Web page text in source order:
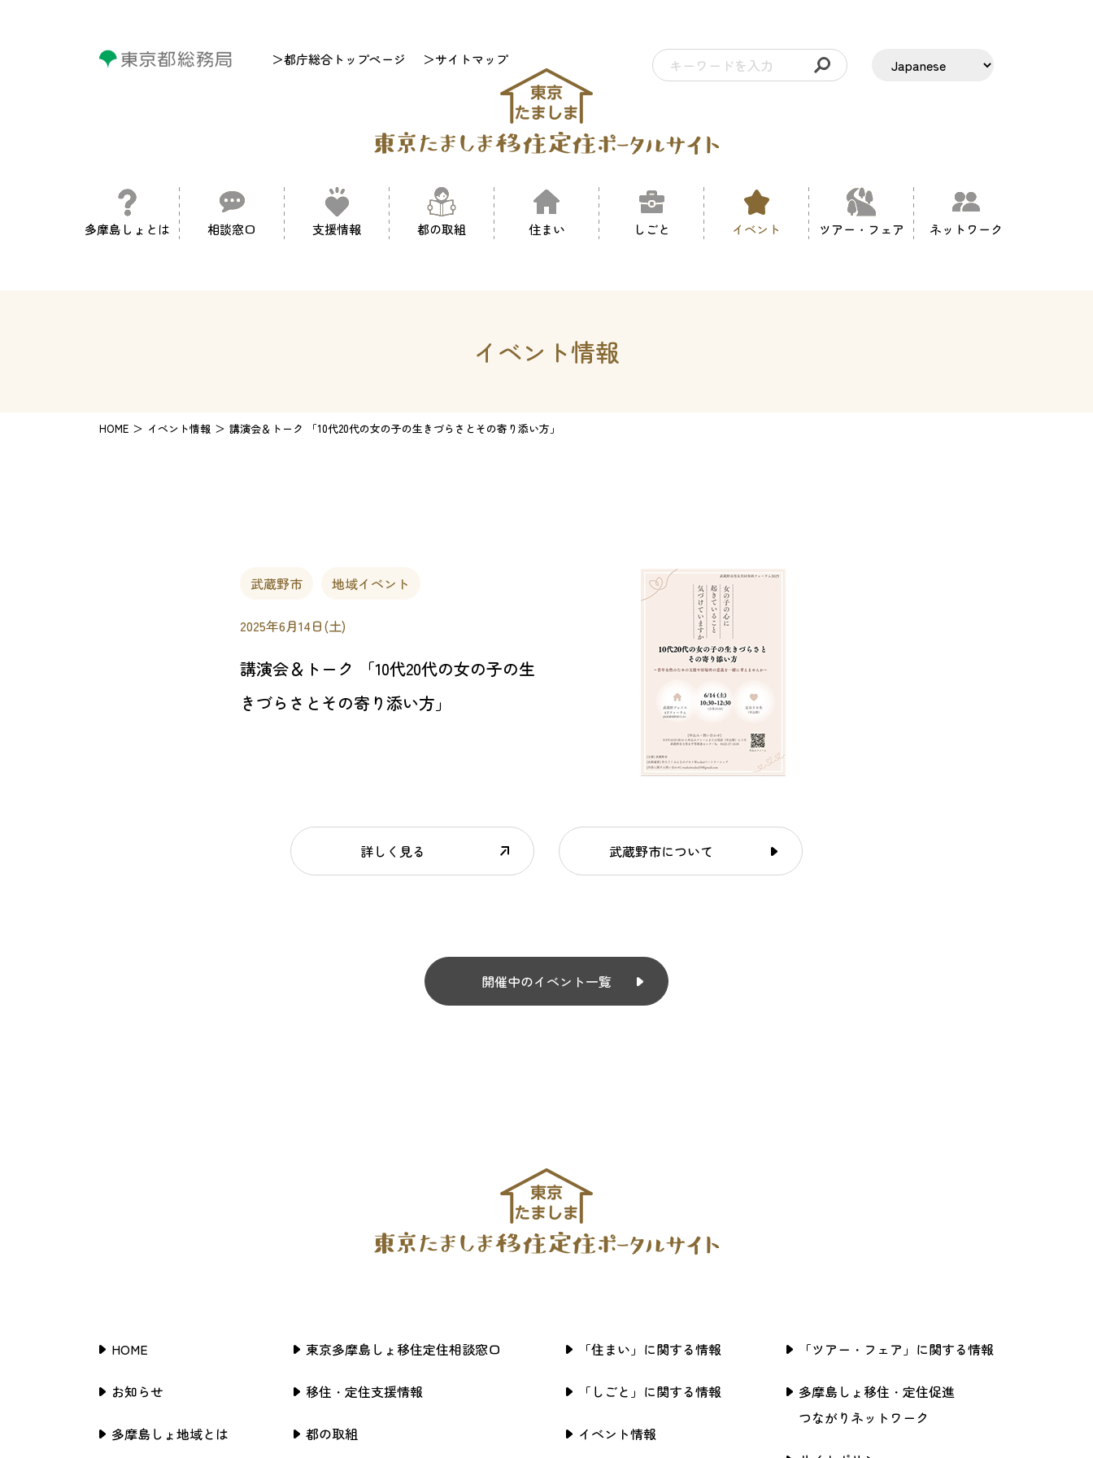
＞都庁総合トップページ ＞サイトマップ
多摩島しょとは 相談窓口 支援情報 都の取組 住まい しごと イベント ツアー・フェア ネットワーク
イベント情報
HOME イベント情報 講演会＆トーク 「10代20代の女の子の生きづらさとその寄り添い方」
武蔵野市 地域イベント
2025年6月14日(土)
講演会＆トーク 「10代20代の女の子の生
きづらさとその寄り添い方」
詳しく見る 武蔵野市について
開催中のイベント一覧
HOME
お知らせ
多摩島しょ地域とは
東京多摩島しょ移住定住相談窓口
移住・定住支援情報
都の取組
「住まい」に関する情報
「しごと」に関する情報
イベント情報
「ツアー・フェア」に関する情報
多摩島しょ移住・定住促進
つながりネットワーク